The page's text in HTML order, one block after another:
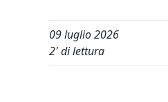
09 luglio 2026
2' di lettura